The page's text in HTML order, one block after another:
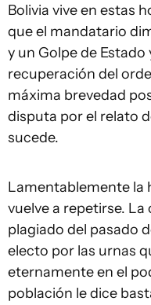
Bolivia vive en estas
que el mandatario
y un Golpe de
recuperación del
máxima brevedad
disputa por el relato
sucede.
Lamentablemente la
vuelve a repetirse.
plagiado del pasado
electo por las urnas
eternamente en el
población le dice